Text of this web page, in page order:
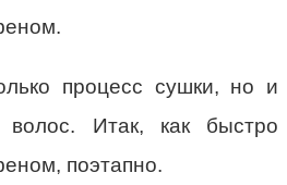
процесс сушки, но и
волос. Итак, как быстро
поэтапно.